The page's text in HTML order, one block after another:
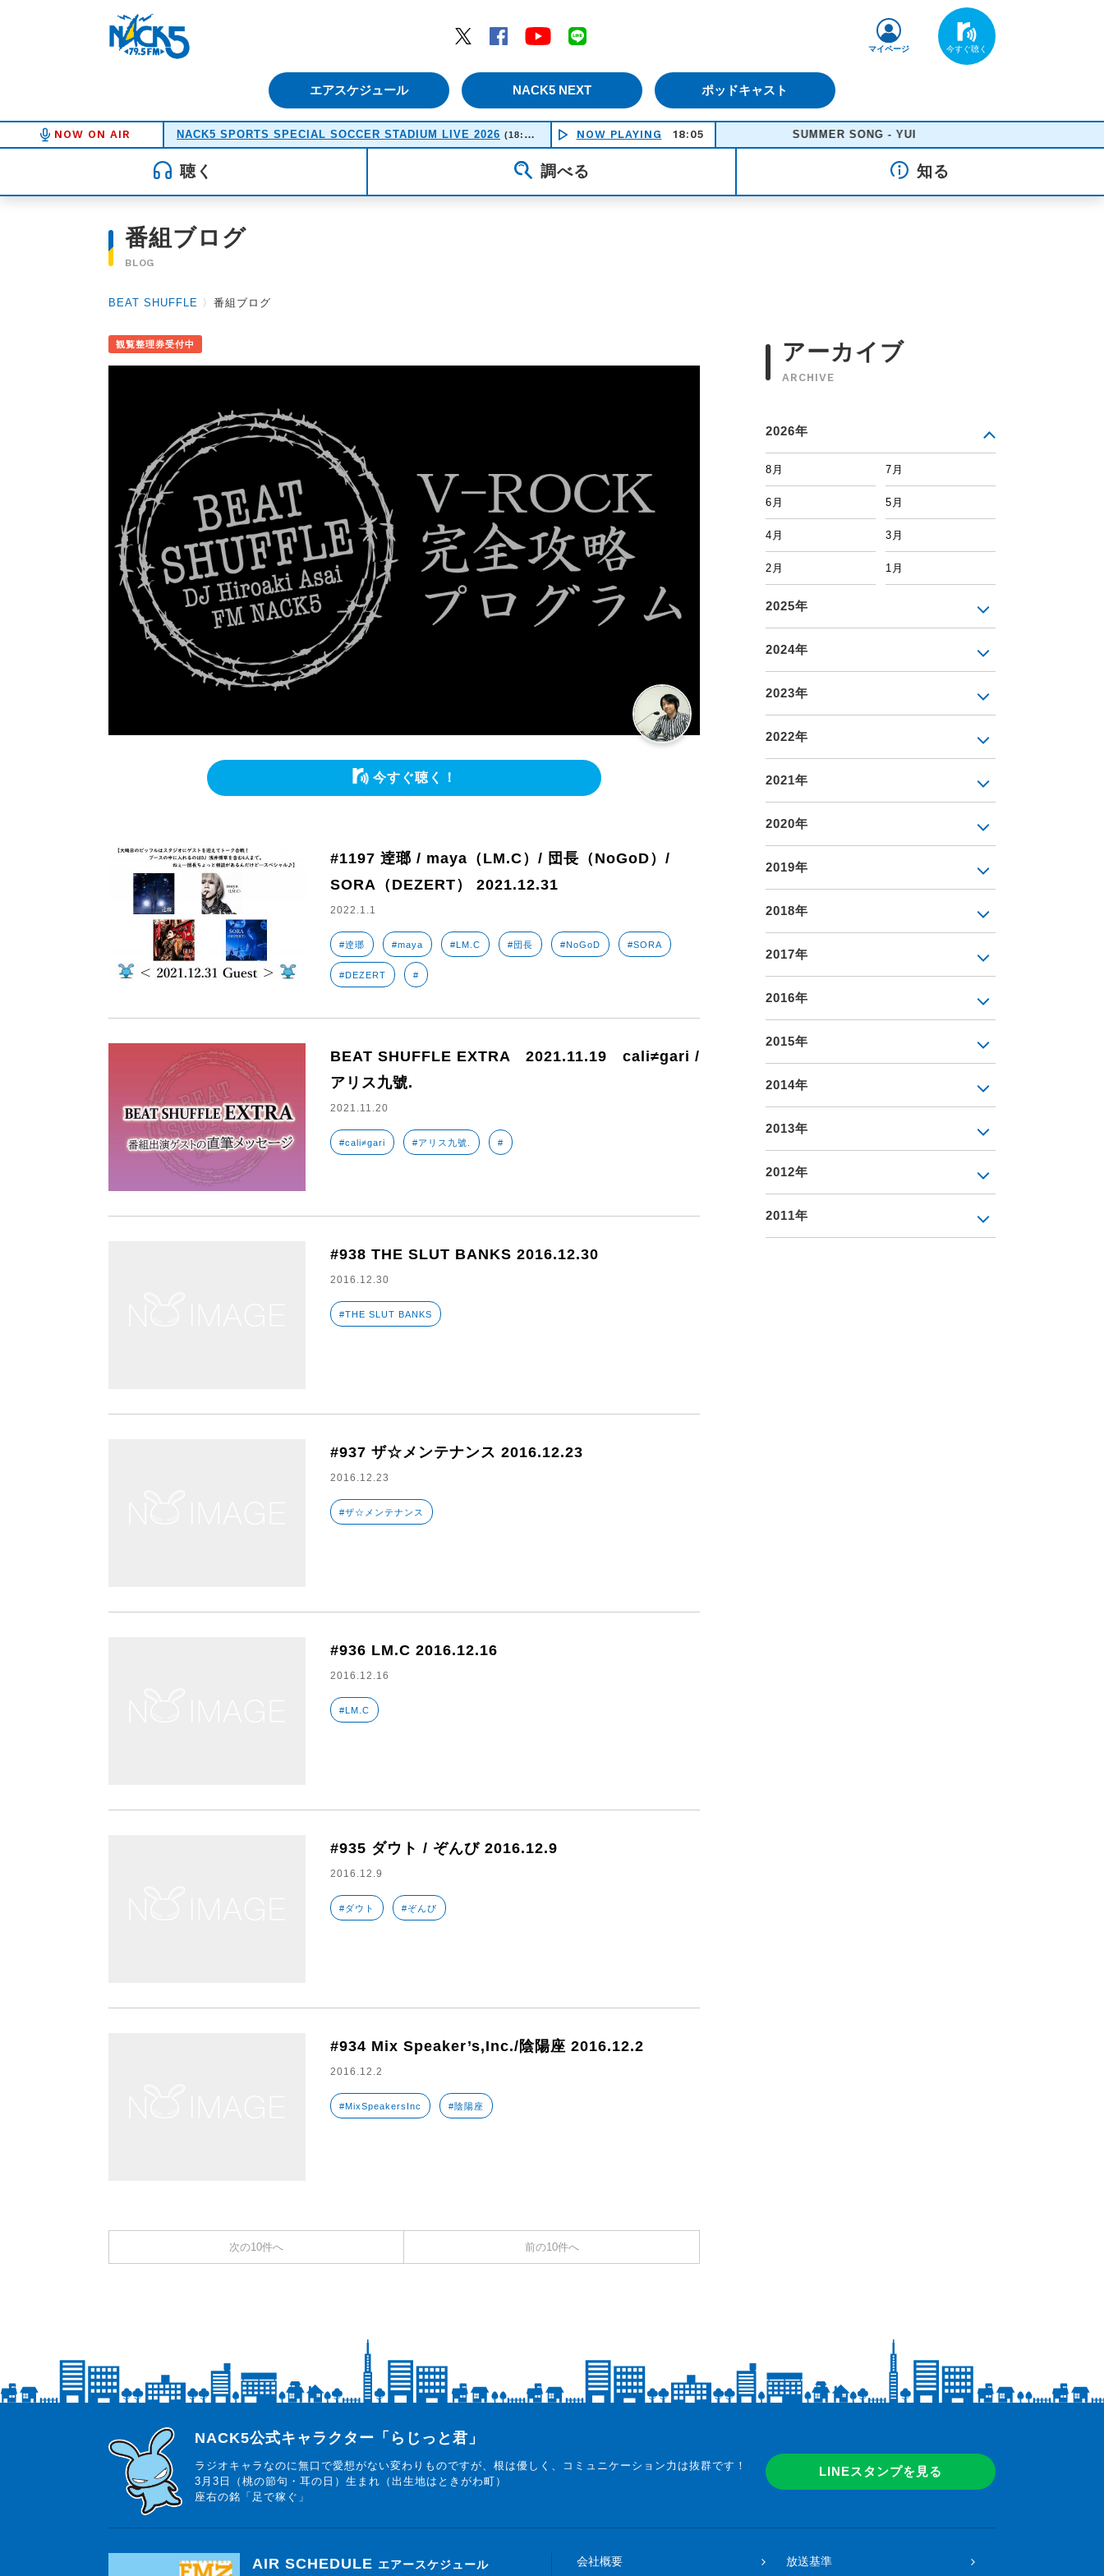
Twitter
Facebook YouTube
エアスケジュール NACK5 NEXT ポッドキャスト
マイページ
NOW ON AIR NACK5 SPORTS SPECIAL SOCCER STADIUM LIVE 2026 (18:50-21:30) NOW PLAYING 18:05 SUMMER SONG - YUI
聴く 調べる 知る
番組ブログ
BLOG
BEAT SHUFFLE 〉 番組ブログ
観覧整理券受付中
今すぐ聴く！
#1197 逹瑯 / maya（LM.C）/ 団長（NoGoD）/
SORA（DEZERT） 2021.12.31
2022.1.1
#逹瑯 #maya #LM.C #団長 #NoGoD #SORA
#DEZERT #
BEAT SHUFFLE EXTRA 2021.11.19 cali≠gari /
アリス九號.
2021.11.20
#cali≠gari #アリス九號. #
#938 THE SLUT BANKS 2016.12.30
2016.12.30
#THE SLUT BANKS
#937 ザ☆メンテナンス 2016.12.23
2016.12.23
#ザ☆メンテナンス
#936 LM.C 2016.12.16
2016.12.16
#LM.C
#935 ダウト / ぞんび 2016.12.9
2016.12.9
#ダウト #ぞんび
#934 Mix Speaker’s,Inc./陰陽座 2016.12.2
2016.12.2
#MixSpeakersInc #陰陽座
次の10件へ 前の10件へ
アーカイブ
ARCHIVE
2026年
8月 7月
6月 5月
4月 3月
2月 1月
2025年
2024年
2023年
2022年
2021年
2020年
2019年
2018年
2017年
2016年
2015年
2014年
2013年
2012年
2011年
らじっと君
NACK5公式キャラクター「らじっと君」
ラジオキャラなのに無口で愛想がない変わりものですが、根は優しく、コミュニケーション力は抜群です！
3月3日（桃の節句・耳の日）生まれ（出生地はときがわ町）
座右の銘「足で稼ぐ」
LINEスタンプを見る
AIR SCHEDULE エアースケジュール 会社概要 放送基準